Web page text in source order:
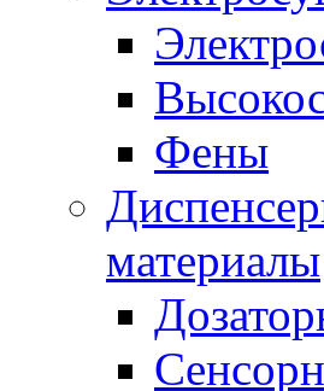
Фены
материалы